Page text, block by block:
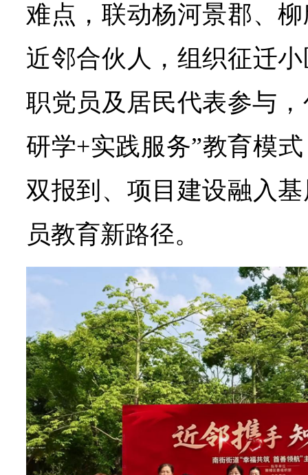
难点，联动杨河景郡、
近邻合伙人，组织征迁
职党员及居民代表参与
研学+实践服务”教育模
双报到、项目建设融入
员教育新路径。